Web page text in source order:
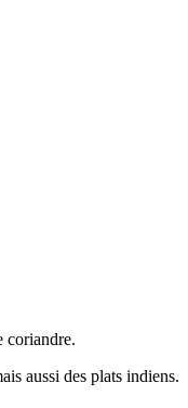
coriandre.
aussi des plats indiens.